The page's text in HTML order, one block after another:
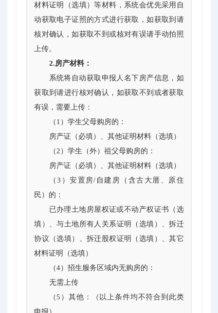
材料证明（选填）等材料，系统会优先采用自
动获取电子证照的方式进行获取，如获取到请
核对确认，如获取不到或核对有误请手动拍照
上传。
2.房产材料：
系统将自动获取申报人名下房产信息，如
获取到请进行核对确认，如获取不到或者获取
有误，需要上传：
（1）学生父母购房的：
房产证（必填）、其他证明材料（选填）
（2）学生（外）祖父母购房的：
房产证（必填）、其他证明材料（选填）
（3）安置房/自建房（含古大厝、原住
民）的：
已办理土地房屋权证或不动产权证书（选
填）、与土地所有人关系证明（选填）、拆迁
协议（选填）、拆迁股权证明（选填）、其它
材料证明（选填）
（4）招生服务区域内无购房的：
无需上传
（5）其他：（以上条件均不符合到此类